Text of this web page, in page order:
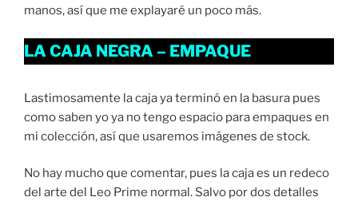
manos, así que me explayaré un poco más.
LA CAJA NEGRA – EMPAQUE
Lastimosamente la caja ya terminó en la basura pues
como saben yo ya no tengo espacio para empaques en
mi colección, así que usaremos imágenes de stock.
No hay mucho que comentar, pues la caja es un redeco
del arte del Leo Prime normal. Salvo por dos detalles